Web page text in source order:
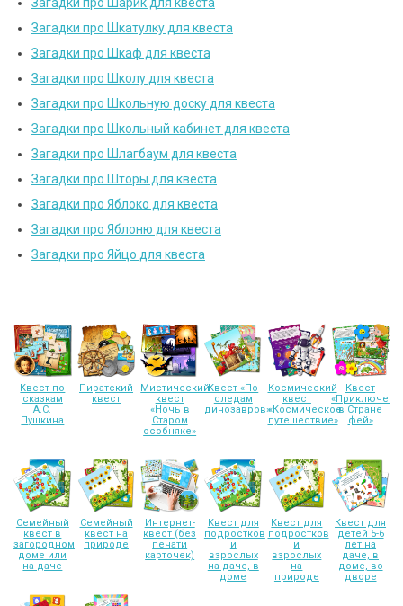
Загадки про Шкатулку для квеста
Загадки про Шкаф для квеста
Загадки про Школу для квеста
Загадки про Школьную доску для квеста
Загадки про Школьный кабинет для квеста
Загадки про Шлагбаум для квеста
Загадки про Шторы для квеста
Загадки про Яблоко для квеста
Загадки про Яблоню для квеста
Загадки про Яйцо для квеста
Квест по
сказкам
А.С.
Пушкина
Пиратский
квест
Мистический
квест
«Ночь в
Старом
особняке»
Квест «По
следам
динозавров»
Космический
квест
«Космическое
путешествие»
Квест
в Стране
фей»
Семейный
квест в
загородном
доме или
на даче
Семейный
квест на
природе
Интернет-
квест (без
печати
карточек)
Квест для
подростков
и
взрослых
на даче, в
доме
Квест для
подростков
и
взрослых
на
природе
Квест для
детей 5-6
лет на
даче, в
доме, во
дворе